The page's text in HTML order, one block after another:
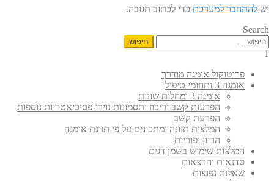
יש להתחבר למערכת כדי לכתוב תגובה.
Search
חיפוש:
1
פרוטוקול אומגה מודרך
אומגה 3 ותחומי טיפול
אומגה 3 ומחלות שונות
הפרעות קשב וריכוז ותסמונות נוירו-פסיכיאטריות נוספות
הפרעת קשב
המלצות תזונה ומתכונים על פי תזונת אומגה
הריון ופוריות
המלצות שימוש בשמן דגים
סדנאות והרצאות
שאלות נפוצות